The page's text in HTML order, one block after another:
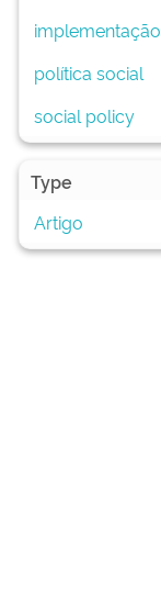
implementação
política social
social policy
Type
Artigo